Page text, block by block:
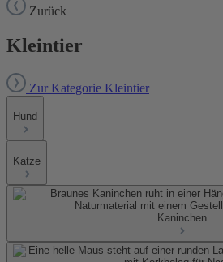
Zurück
Kleintier
Zur Kategorie Kleintier
Hund
Katze
Kaninchen